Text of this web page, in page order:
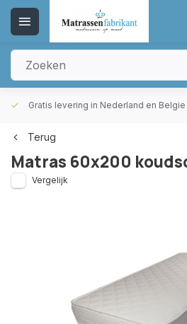
Gratis levering in Nederland en Belgie
Terug
Matras 60x200
Vergelijk